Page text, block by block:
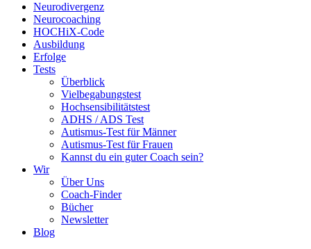
Neurodivergenz
Neurocoaching
HOCHiX-Code
Ausbildung
Erfolge
Tests
Überblick
Vielbegabungstest
Hochsensibilitätstest
ADHS / ADS Test
Autismus-Test für Männer
Autismus-Test für Frauen
Kannst du ein guter Coach sein?
Wir
Über Uns
Coach-Finder
Bücher
Newsletter
Blog